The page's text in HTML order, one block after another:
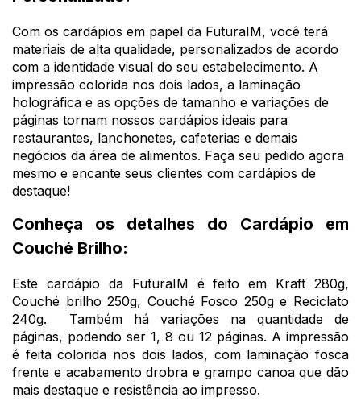
Com os cardápios em papel da FuturaIM, você terá
materiais de alta qualidade, personalizados de acordo
com a identidade visual do seu estabelecimento. A
impressão colorida nos dois lados, a laminação
holográfica e as opções de tamanho e variações de
páginas tornam nossos cardápios ideais para
restaurantes, lanchonetes, cafeterias e demais
negócios da área de alimentos. Faça seu pedido agora
mesmo e encante seus clientes com cardápios de
destaque!
Conheça os detalhes do Cardápio em
Couché Brilho:
Este cardápio da FuturaIM é feito em Kraft 280g,
Couché brilho 250g, Couché Fosco 250g e Reciclato
240g. Também há variações na quantidade de
páginas, podendo ser 1, 8 ou 12 páginas. A impressão
é feita colorida nos dois lados, com laminação fosca
frente e acabamento drobra e grampo canoa que dão
mais destaque e resistência ao impresso.